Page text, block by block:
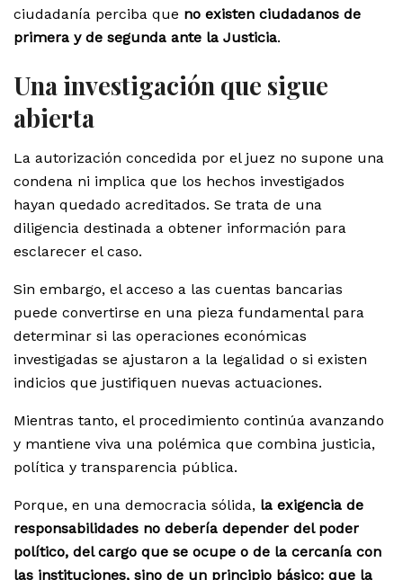
ciudadanía perciba que no existen ciudadanos de
primera y de segunda ante la Justicia.
Una investigación que sigue
abierta
La autorización concedida por el juez no supone una
condena ni implica que los hechos investigados
hayan quedado acreditados. Se trata de una
diligencia destinada a obtener información para
esclarecer el caso.
Sin embargo, el acceso a las cuentas bancarias
puede convertirse en una pieza fundamental para
determinar si las operaciones económicas
investigadas se ajustaron a la legalidad o si existen
indicios que justifiquen nuevas actuaciones.
Mientras tanto, el procedimiento continúa avanzando
y mantiene viva una polémica que combina justicia,
política y transparencia pública.
Porque, en una democracia sólida, la exigencia de
responsabilidades no debería depender del poder
político, del cargo que se ocupe o de la cercanía con
las instituciones, sino de un principio básico: que la